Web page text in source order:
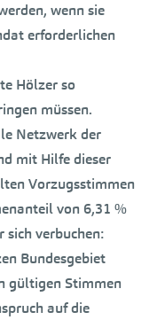
wenn sie
erforderlichen
Hölzer so
müssen.
Netzwerk der
mit Hilfe dieser
Vorzugsstimmen
von 6,31 %
verbuchen:
Bundesgebiet
gültigen Stimmen
auf die